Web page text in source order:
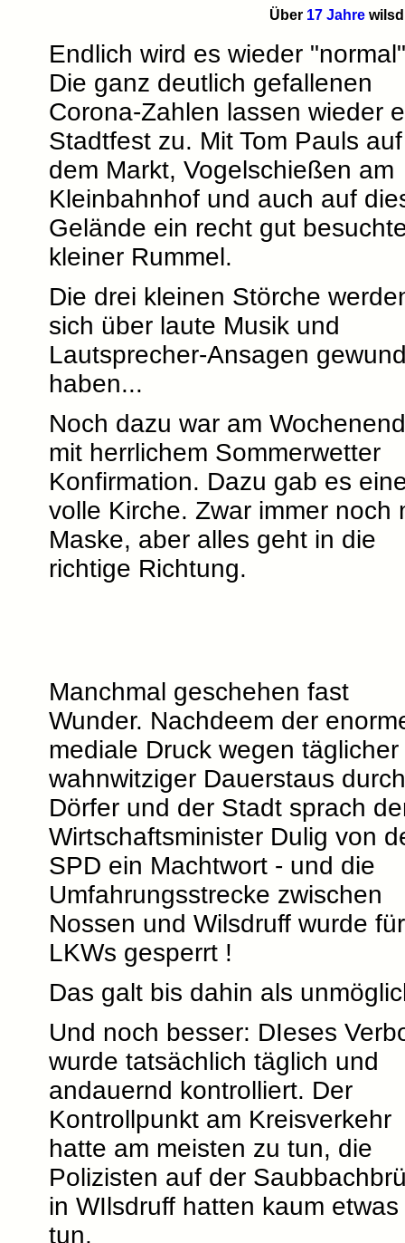
Über 17 Jahre
Endlich wird es wieder
Die ganz deutlich gefallenen
Corona-Zahlen lassen wieder
Stadtfest zu. Mit Tom Pauls auf
dem Markt, Vogelschießen am
Kleinbahnhof und auch auf
Gelände ein recht gut
kleiner Rummel.
Die drei kleinen Störche
sich über laute Musik und
Lautsprecher-Ansagen
haben...
Noch dazu war am
mit herrlichem Sommerwetter
Konfirmation. Dazu gab es
volle Kirche. Zwar immer noch
Maske, aber alles geht in die
richtige Richtung.
Manchmal geschehen fast
Wunder. Nachdeem der
mediale Druck wegen täglicher
wahnwitziger Dauerstaus
Dörfer und der Stadt sprach
Wirtschaftsminister Dulig von
SPD ein Machtwort - und die
Umfahrungsstrecke zwischen
Nossen und Wilsdruff wurde für
LKWs gesperrt !
Das galt bis dahin als
Und noch besser: DIeses
wurde tatsächlich täglich und
andauernd kontrolliert. Der
Kontrollpunkt am Kreisverkehr
hatte am meisten zu tun, die
Polizisten auf der
in WIlsdruff hatten kaum etwas
tun.